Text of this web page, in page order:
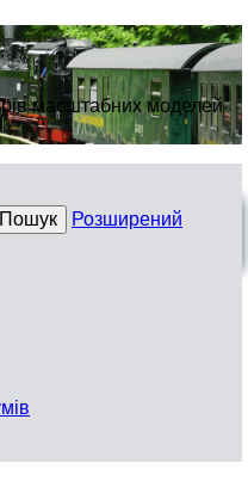
масштабних моделей
Пошук
Розширений